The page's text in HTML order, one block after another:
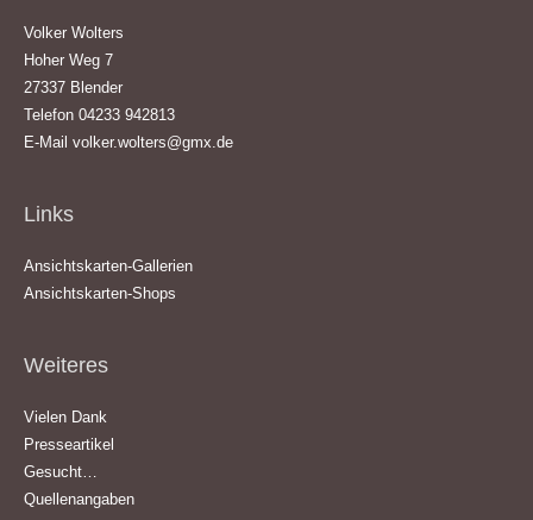
Volker Wolters
Hoher Weg 7
27337 Blender
Telefon 04233 942813
E-Mail volker.wolters@gmx.de
Links
Ansichtskarten-Gallerien
Ansichtskarten-Shops
Weiteres
Vielen Dank
Presseartikel
Gesucht…
Quellenangaben